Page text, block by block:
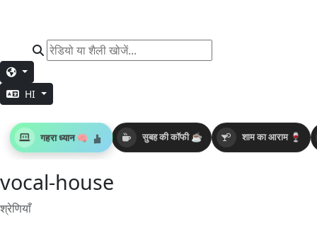
HI
सुबह की कॉफी ☕
गहरा ध्यान 🧠 शाम का आराम 🍷
vocal-house
श्रेणियाँ